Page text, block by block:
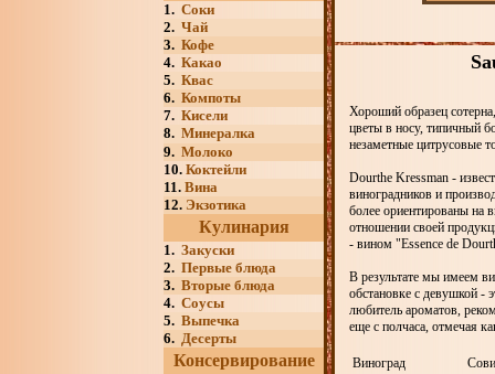
1. Соки
2. Чай
3. Кофе
4. Какао
5. Квас
6. Компоты
7. Кисели
8. Минералка
9. Молоко
10. Коктейли
11. Вина
12. Экзотика
Кулинария
1. Закуски
2. Первые блюда
3. Вторые блюда
4. Соусы
5. Выпечка
6. Десерты
Консервирование
Хороший образец
цветы в носу, типичный
незаметные цитрусовые
Dourthe Kressman -
виноградников и
более ориентированы на
отношении своей
- вином "Essence de
В результате мы имеем
обстановке с девушкой -
любитель ароматов,
еще с полчаса, отмечая
Виноград